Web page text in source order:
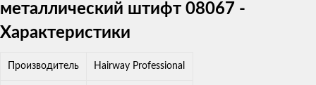
металлический штифт 08067 -
Характеристики
Производитель Hairway Professional